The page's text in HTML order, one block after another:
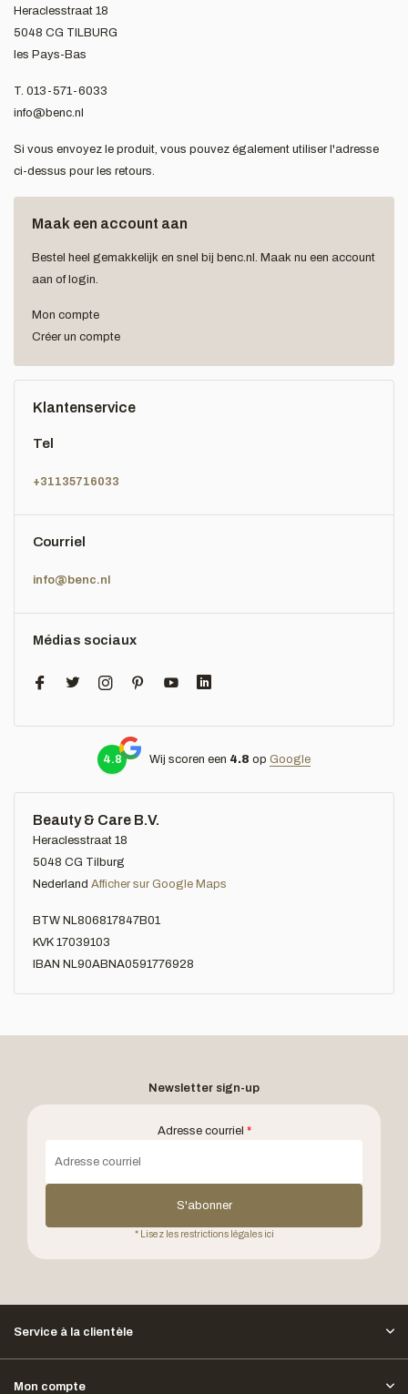
Heraclesstraat 18
5048 CG TILBURG
les Pays-Bas
T. 013-571-6033
info@benc.nl
Si vous envoyez le produit, vous pouvez également utiliser l'adresse
ci-dessus pour les retours.
Maak een account aan
Bestel heel gemakkelijk en snel bij benc.nl. Maak nu een account
aan of login.
Mon compte
Créer un compte
Klantenservice
Tel
+31135716033
Courriel
info@benc.nl
Médias sociaux
4.8 Wij scoren een 4.8 op Google
Beauty & Care B.V.
Heraclesstraat 18
5048 CG Tilburg
Nederland Afficher sur Google Maps
BTW NL806817847B01
KVK 17039103
IBAN NL90ABNA0591776928
Newsletter sign-up
Adresse courriel *
S'abonner
* Lisez les restrictions légales ici
Service à la clientèle
Mon compte